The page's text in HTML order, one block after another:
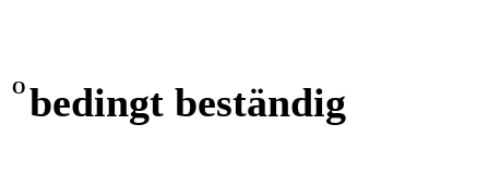
O bedingt beständig